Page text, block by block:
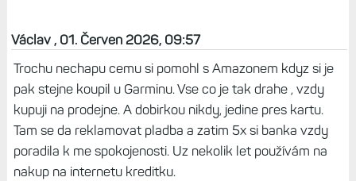
Václav , 01. Červen 2026, 09:57
Trochu nechapu cemu si pomohl s Amazonem kdyz si je
pak stejne koupil u Garminu. Vse co je tak drahe , vzdy
kupuji na prodejne. A dobirkou nikdy, jedine pres kartu.
Tam se da reklamovat pladba a zatim 5x si banka vzdy
poradila k me spokojenosti. Uz nekolik let používám na
nakup na internetu kreditku.